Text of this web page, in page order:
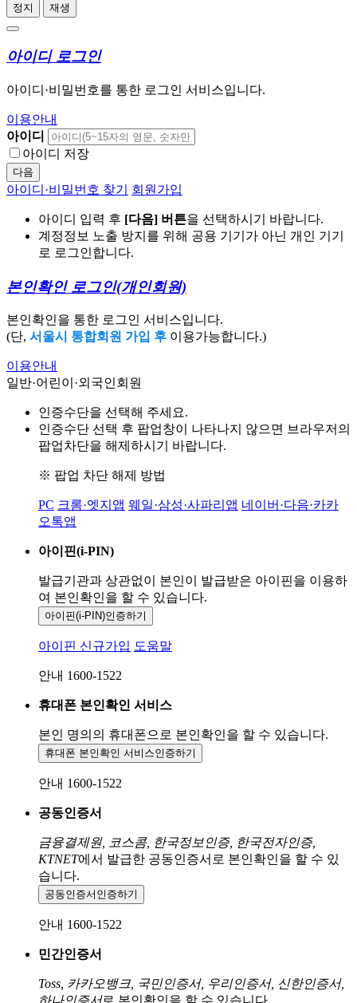
정지 재생
아이디 로그인
아이디·비밀번호를 통한 로그인 서비스입니다.
이용안내
아이디
아이디 저장
다음
아이디·비밀번호 찾기 회원가입
아이디 입력 후 [다음] 버튼을 선택하시기 바랍니다.
계정정보 노출 방지를 위해 공용 기기가 아닌 개인 기기
로 로그인합니다.
본인확인 로그인(개인회원)
본인확인을 통한 로그인 서비스입니다.
(단, 서울시 통합회원 가입 후 이용가능합니다.)
이용안내
일반·어린이·외국인회원
인증수단을 선택해 주세요.
인증수단 선택 후 팝업창이 나타나지 않으면 브라우저의
팝업차단을 해제하시기 바랍니다.
※ 팝업 차단 해제 방법
PC 크롬·엣지앱 웨일·삼성·사파리앱 네이버·다음·카카
오톡앱
아이핀(i-PIN)
발급기관과 상관없이 본인이 발급받은 아이핀을 이용하
여 본인확인을 할 수 있습니다.
아이핀(i-PIN)인증하기
아이핀 신규가입 도움말
안내 1600-1522
휴대폰 본인확인 서비스
본인 명의의 휴대폰으로 본인확인을 할 수 있습니다.
휴대폰 본인확인 서비스인증하기
안내 1600-1522
공동인증서
금융결제원, 코스콤, 한국정보인증, 한국전자인증,
KTNET에서 발급한 공동인증서로 본인확인을 할 수 있
습니다.
공동인증서 인증하기
안내 1600-1522
민간인증서
Toss, 카카오뱅크, 국민인증서, 우리인증서, 신한인증서,